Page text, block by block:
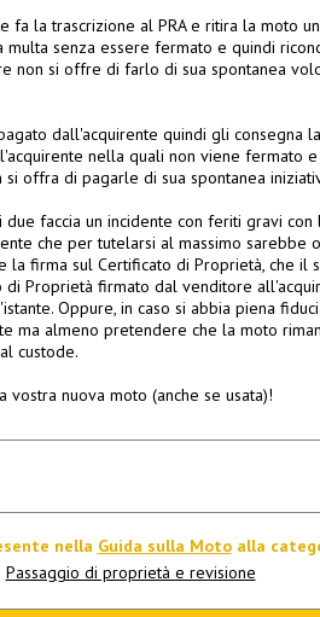
fa la trascrizione al PRA e ritira la moto
senza essere fermato e quindi
non si offre di farlo di sua spontanea
dall'acquirente quindi gli consegna
nella quali non viene fermato
offra di pagarle di sua spontanea
faccia un incidente con feriti gravi
che per tutelarsi al massimo sarebbe
firma sul Certificato di Proprietà, che il
Proprietà firmato dal venditore
Oppure, in caso si abbia piena
ma almeno pretendere che la moto
custode.
nuova moto (anche se usata)!
nella Guida sulla Motoalla
Passaggio di proprietà e revisione